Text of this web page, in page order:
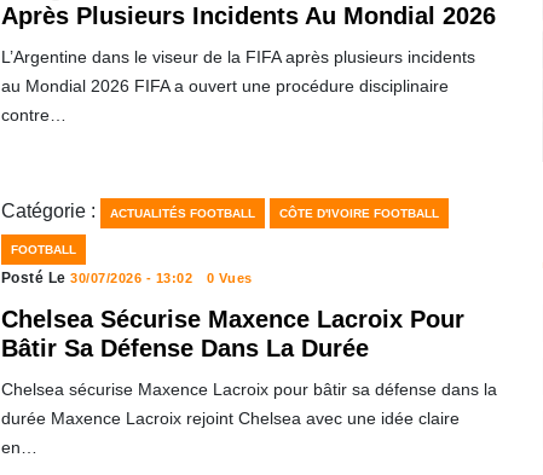
Après Plusieurs Incidents Au Mondial 2026
L’Argentine dans le viseur de la FIFA après plusieurs incidents
au Mondial 2026 FIFA a ouvert une procédure disciplinaire
contre…
Catégorie : ACTUALITÉS FOOTBALL CÔTE D'IVOIRE FOOTBALL
FOOTBALL
Posté Le30/07/2026 - 13:02 0 Vues
Chelsea Sécurise Maxence Lacroix Pour
Bâtir Sa Défense Dans La Durée
Chelsea sécurise Maxence Lacroix pour bâtir sa défense dans la
durée Maxence Lacroix rejoint Chelsea avec une idée claire
en…